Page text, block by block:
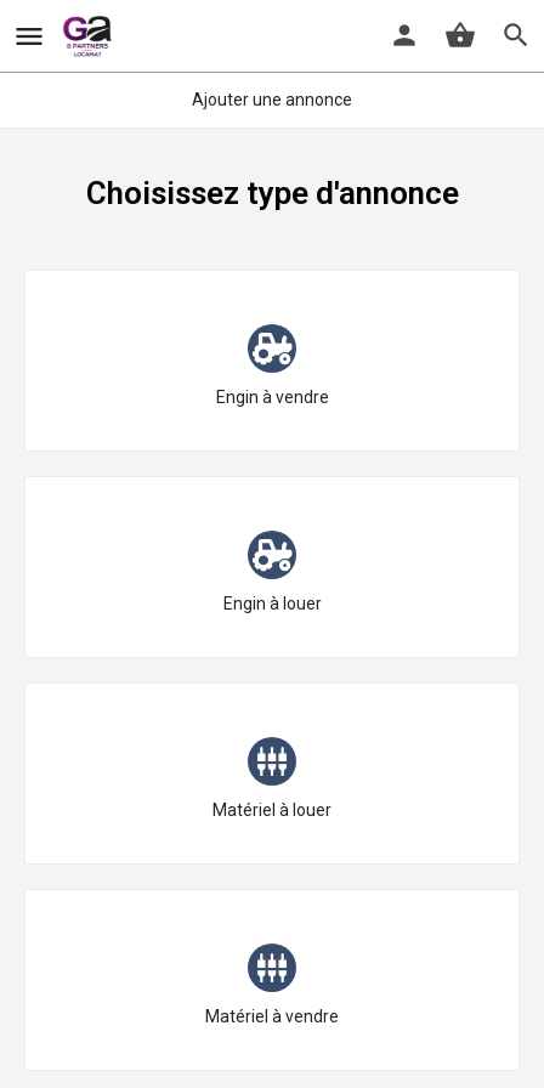
Ajouter une annonce
Choisissez type d'annonce
Engin à vendre
Choisissez le type
Engin à louer
Choisissez le type
Matériel à louer
Choisissez le type
Matériel à vendre
Choisissez le type